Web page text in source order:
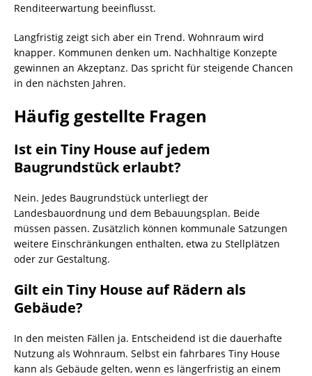
Renditeerwartung beeinflusst.
Langfristig zeigt sich aber ein Trend. Wohnraum wird
knapper. Kommunen denken um. Nachhaltige Konzepte
gewinnen an Akzeptanz. Das spricht für steigende Chancen
in den nächsten Jahren.
Häufig gestellte Fragen
Ist ein Tiny House auf jedem
Baugrundstück erlaubt?
Nein. Jedes Baugrundstück unterliegt der
Landesbauordnung und dem Bebauungsplan. Beide
müssen passen. Zusätzlich können kommunale Satzungen
weitere Einschränkungen enthalten, etwa zu Stellplätzen
oder zur Gestaltung.
Gilt ein Tiny House auf Rädern als
Gebäude?
In den meisten Fällen ja. Entscheidend ist die dauerhafte
Nutzung als Wohnraum. Selbst ein fahrbares Tiny House
kann als Gebäude gelten, wenn es längerfristig an einem